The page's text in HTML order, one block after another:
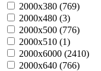
2000х380 (769)
2000х480 (3)
2000х500 (776)
2000х510 (1)
2000х6000 (2410)
2000х640 (766)